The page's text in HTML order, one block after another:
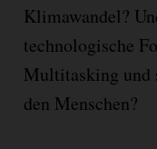
Klimawandel?
technologische
Multitasking und
den Menschen?